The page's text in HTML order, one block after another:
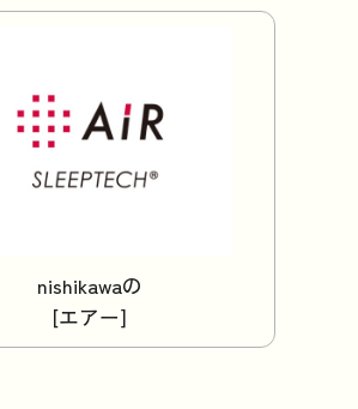
nishikawaの
[エアー]